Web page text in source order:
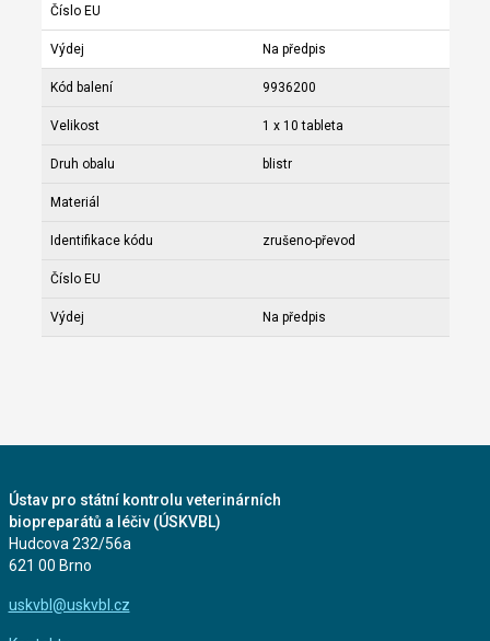
Číslo EU
Výdej Na předpis
Kód balení 9936200
Velikost 1 x 10 tableta
Druh obalu blistr
Materiál
Identifikace kódu zrušeno-převod
Číslo EU
Výdej Na předpis
Ústav pro státní kontrolu veterinárních
biopreparátů a léčiv (ÚSKVBL)
Hudcova 232/56a
621 00 Brno
uskvbl@uskvbl.cz